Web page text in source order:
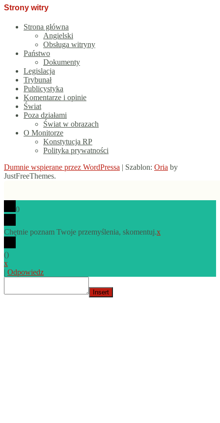
Strony witry
Strona główna
Angielski
Obsługa witryny
Państwo
Dokumenty
Legislacja
Trybunał
Publicystyka
Komentarze i opinie
Świat
Poza działami
Świat w obrazach
O Monitorze
Konstytucja RP
Polityka prywatności
Dumnie wspierane przez WordPressa | Szablon: Oria by
JustFreeThemes.
0
Chętnie poznam Twoje przemyślenia, skomentuj.x
()
x
| Odpowiedz
Insert